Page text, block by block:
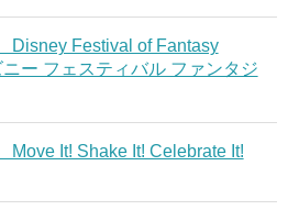
Festival of Fantasy
ー フェスティバル ファンタジ
It! Shake It! Celebrate It!